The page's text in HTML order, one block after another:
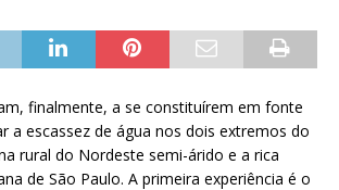
finalmente, a se constituírem em fonte
a escassez de água nos dois extremos do
rural do Nordeste semi-árido e a rica
de São Paulo. A primeira experiência é o